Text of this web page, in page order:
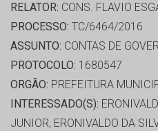
RELATOR: CONS. FLAVIO
PROCESSO: TC/6464/2016
ASSUNTO: CONTAS DE
PROTOCOLO: 1680547
ORGÃO: PREFEITURA
INTERESSADO(S):
JUNIOR, ERONIVALDO DA